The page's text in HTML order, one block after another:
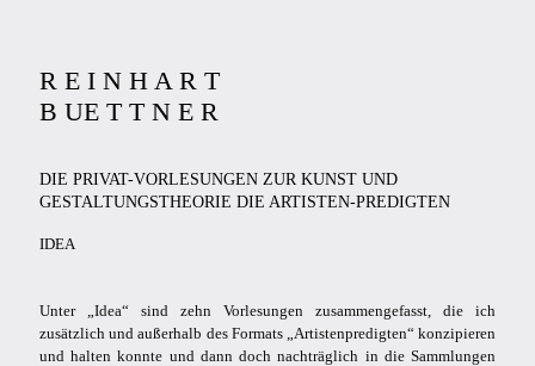
R E I N H A R T
B UE T T N E R
DIE PRIVAT-VORLESUNGEN ZUR KUNST UND
GESTALTUNGSTHEORIE DIE ARTISTEN-PREDIGTEN
IDEA
R E I N H A R T B UE T T N E R
Unter „Idea“ sind zehn Vorlesungen zusammengefasst, die ich
zusätzlich und außerhalb des Formats „Artistenpredigten“ konzipieren
und halten konnte und dann doch nachträglich in die Sammlungen